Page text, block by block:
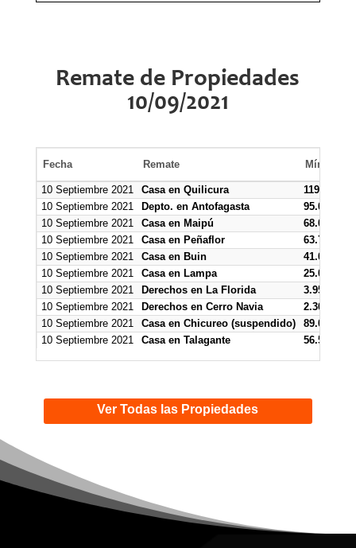
Remate de Propiedades
10/09/2021
Fecha Remate Mínimo $
10 Septiembre 2021 Casa en Quilicura
10 Septiembre 2021
Depto. en Antofagasta
95.000.000
10 Septiembre 2021
Casa en Maipú
68.000.000
10 Septiembre 2021
Casa en Peñaflor
63.706.883
10 Septiembre 2021
Casa en Buin
41.000.000
10 Septiembre 2021
Casa en Lampa
25.000.000
10 Septiembre 2021
Derechos en La Florida
3.958.933
10 Septiembre 2021
Derechos en Cerro Navia
2.300.000
10 Septiembre 2021
Casa en Chicureo (suspendido)
89.000.000
10 Septiembre 2021
Casa en Talagante 56.500.000
Ver Todas las Propiedades